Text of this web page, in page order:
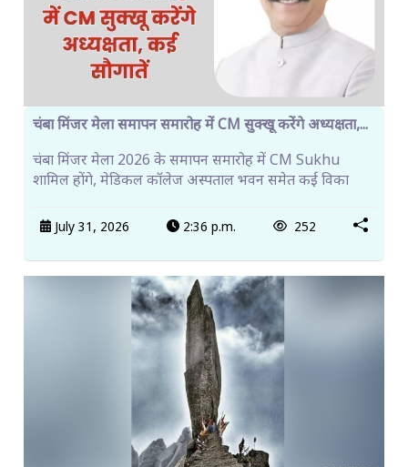
चंबा मिंजर मेला समापन समारोह में CM सुक्खू करेंगे अध्यक्षता,...
चंबा मिंजर मेला 2026 के समापन समारोह में CM Sukhu
शामिल होंगे, मेडिकल कॉलेज अस्पताल भवन समेत कई विका
July 31, 2026 2:36 p.m. 252